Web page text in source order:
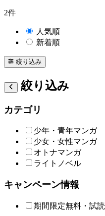
2件
人気順
新着順
絞り込み
絞り込み
カテゴリ
少年・青年マンガ
少女・女性マンガ
オトナマンガ
ライトノベル
キャンペーン情報
期間限定無料・試